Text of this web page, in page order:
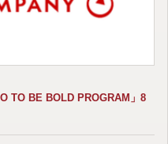
TO BE BOLD PROGRAM」8